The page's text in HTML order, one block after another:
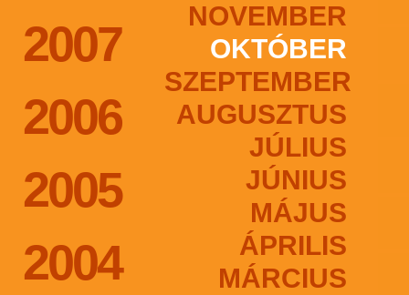
2007
2006
2005
2004
NOVEMBER
OKTÓBER
SZEPTEMBER
AUGUSZTUS
JÚLIUS
JÚNIUS
MÁJUS
ÁPRILIS
MÁRCIUS